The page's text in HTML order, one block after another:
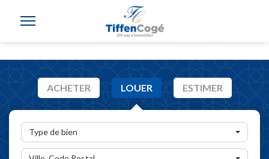
ACHETER LOUER ESTIMER
Type de bien